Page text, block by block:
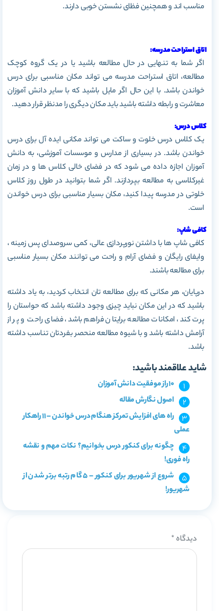
مناسب اند و همچنین فظای نشستن خوبی دارند.
اتاق استراحت مدرسه:
اگر شما به تنهایی در حال مطالعه باشید یا در یک گروه کوچک
مطالعه، اتاق استراحت مدرسه می تواند مکان مناسبی برای درس
خواندن باشد. با این حال اگر مایل باشید که با سایر دانش آموزان
معاشرت و رابطه داشته باشید باید مکان دیگری را مدنظر قرار دهید.
کلاس درس:
یک کلاس درس خلوت و ساکت می تواند مکانی ایده آل برای درس
خواندن باشد. در بسیاری از مدارس و موسسات آموزشی، به دانش
آموزان اجازه داده می شود که در فضای خالی کلاس ها و در زمان
غیرکلاسی به مطالعه بپردازند. اگر شما بتوانید در طول روز کلاس
خلوتی در مدرسه پیدا کنید، مکان بسیار مناسبی برای درس خواندن
است.
کافی شاپ:
کافی شاپ ها با داشتن نورپردازی عالی، کمی سروصدای پس زمینه ،
وایفای رایگان و فضای آرام و راحت می توانند مکان بسیار مناسبی
برای مطالعه باشند.
درپایان، هر مکانی که برای مطالعه تان انتخاب کردید، به یاد داشته
باشید که در این مکان نباید چیزی وجود داشته باشد که حواستان را
پرت کند، امکانات مطالعه برایتان فراهم باشد، فضای راحت و پر از
آرامش داشته باشد و با شیوه مطالعه منحصر بفردتان تناسب داشته
باشد.
شاید علاقمند باشید:
10 راز موفقیت دانش آموزان
اصول نگارش مقاله
راه های افزایش تمرکز هنگام درس خواندن – 11 راهکار
عملی
چگونه برای کنکور درس بخوانیم؟ نکات مهم و نقشه
راه فوری!
شروع از شهریور برای کنکور – 5 گام رتبه برتر شدن از
شهریور!
دیدگاه *